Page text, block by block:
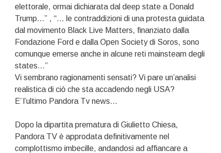
elettorale, ormai dichiarata dal deep state a Donald
Trump…” , “… le contraddizioni di una protesta guidata
dal movimento Black Live Matters, finanziato dalla
Fondazione Ford e dalla Open Society di Soros, sono
comunque emerse anche in alcune reti mainsteam degli
states…”
Vi sembrano ragionamenti sensati? Vi pare un’analisi
realistica di ciò che sta accadendo negli USA?
E’ l’ultimo Pandora Tv news…
Dopo la dipartita prematura di Giulietto Chiesa,
Pandora TV è approdata definitivamente nel
complottismo imbecille, andandosi ad affiancare a